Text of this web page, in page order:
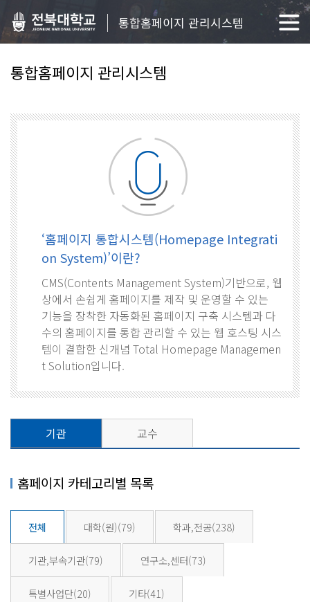
통합홈페이지 관리시스템
통합홈페이지 관리시스템
‘홈페이지 통합시스템(Homepage Integrati
on System)’이란?
CMS(Contents Management System)기반으로, 웹
상에서 손쉽게 홈페이지를 제작 및 운영할 수 있는
기능을 장착한 자동화된 홈페이지 구축 시스템과 다
수의 홈페이지를 통합 관리할 수 있는 웹 호스팅 시스
템이 결합한 신개념 Total Homepage Managemen
t Solution입니다.
기관 교수
홈페이지 카테고리별 목록
전체 대학(원)(79) 학과,전공(238)
기관,부속기관(79) 연구소,센터(73)
특별사업단(20) 기타(41)